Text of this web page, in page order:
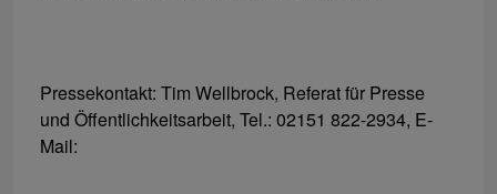
Pressekontakt: Tim Wellbrock, Referat für Presse
und Öffentlichkeitsarbeit, Tel.: 02151 822-2934, E-
Mail: